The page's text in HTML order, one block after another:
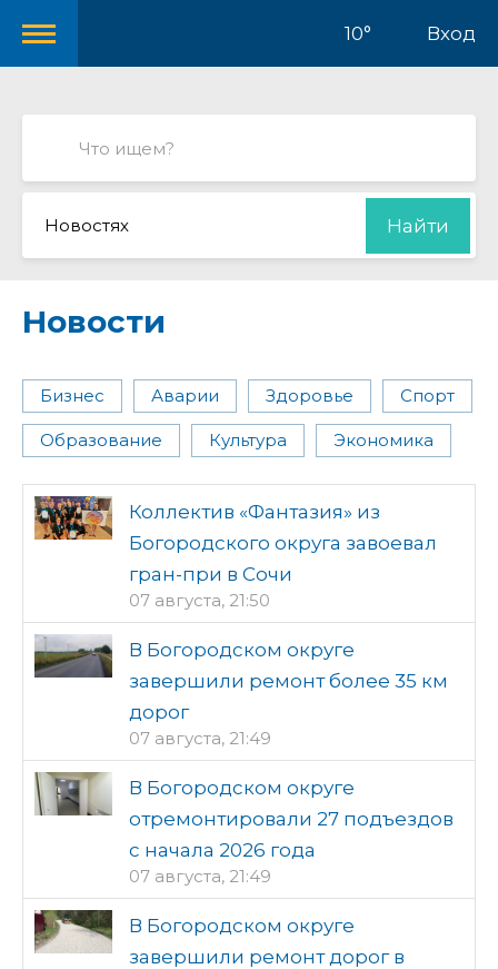
10° Вход
Новостях Найти
Новости
Бизнес Аварии Здоровье Спорт
Образование Культура Экономика
Коллектив «Фантазия» из
Богородского округа завоевал
гран-при в Сочи
07 августа, 21:50
В Богородском округе
завершили ремонт более 35 км
дорог
07 августа, 21:49
В Богородском округе
отремонтировали 27 подъездов
с начала 2026 года
07 августа, 21:49
В Богородском округе
завершили ремонт дорог в